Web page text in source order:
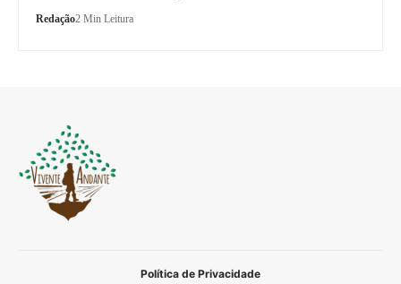
Redação2 Min Leitura
Política de Privacidade